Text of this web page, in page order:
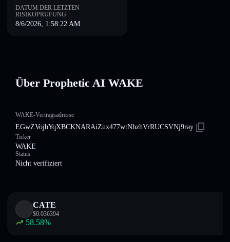
DATUM DER LETZTEN
RISIKOPRÜFUNG
8/6/2026, 1:58:22 AM
Über Prophetic AI WAKE
WAKE-Vertragsadresse
EGwZVojbYqXBCKNARAiZux477wtNhzhVrRUCSVNj9ray
Ticker
WAKE
Status
Nicht verifiziert
CATE
$0.036394
58.58%